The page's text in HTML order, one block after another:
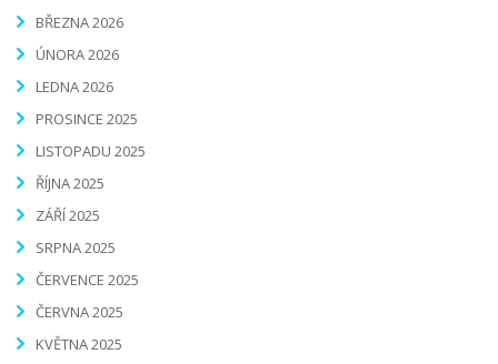
BŘEZNA 2026
ÚNORA 2026
LEDNA 2026
PROSINCE 2025
LISTOPADU 2025
ŘÍJNA 2025
ZÁŘÍ 2025
SRPNA 2025
ČERVENCE 2025
ČERVNA 2025
KVĚTNA 2025